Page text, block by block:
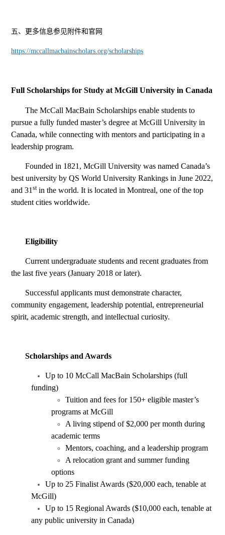
五、更多信息参见附件和官网
https://mccallmacbainscholars.org/scholarships
Full Scholarships for Study at McGill University in Canada
The McCall MacBain Scholarships enable students to
pursue a fully funded master’s degree at McGill University in
Canada, while connecting with mentors and participating in a
leadership program.
Founded in 1821, McGill University was named Canada’s
best university by QS World University Rankings in June 2022,
and 31stin the world. It is located in Montreal, one of the top
student cities worldwide.
Eligibility
Current undergraduate students and recent graduates from
the last five years (January 2018 or later).
Successful applicants must demonstrate character,
community engagement, leadership potential, entrepreneurial
spirit, academic strength, and intellectual curiosity.
Scholarships and Awards
Up to 10 McCall MacBain Scholarships (full
funding)
Tuition and fees for 150+ eligible master’s
programs at McGill
A living stipend of $2,000 per month during
academic terms
Mentors, coaching, and a leadership program
A relocation grant and summer funding
options
Up to 25 Finalist Awards ($20,000 each, tenable at
McGill)
Up to 15 Regional Awards ($10,000 each, tenable at
any public university in Canada)